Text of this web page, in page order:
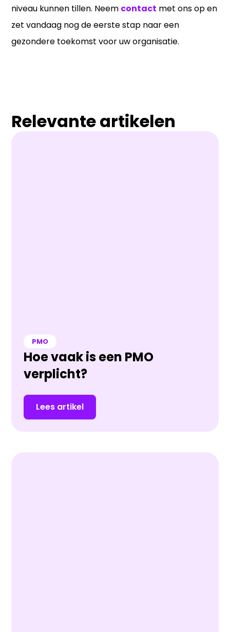
niveau kunnen tillen. Neem contact met ons op en
zet vandaag nog de eerste stap naar een
gezondere toekomst voor uw organisatie.
Relevante artikelen
PMO
Hoe vaak is een PMO
verplicht?
Lees artikel